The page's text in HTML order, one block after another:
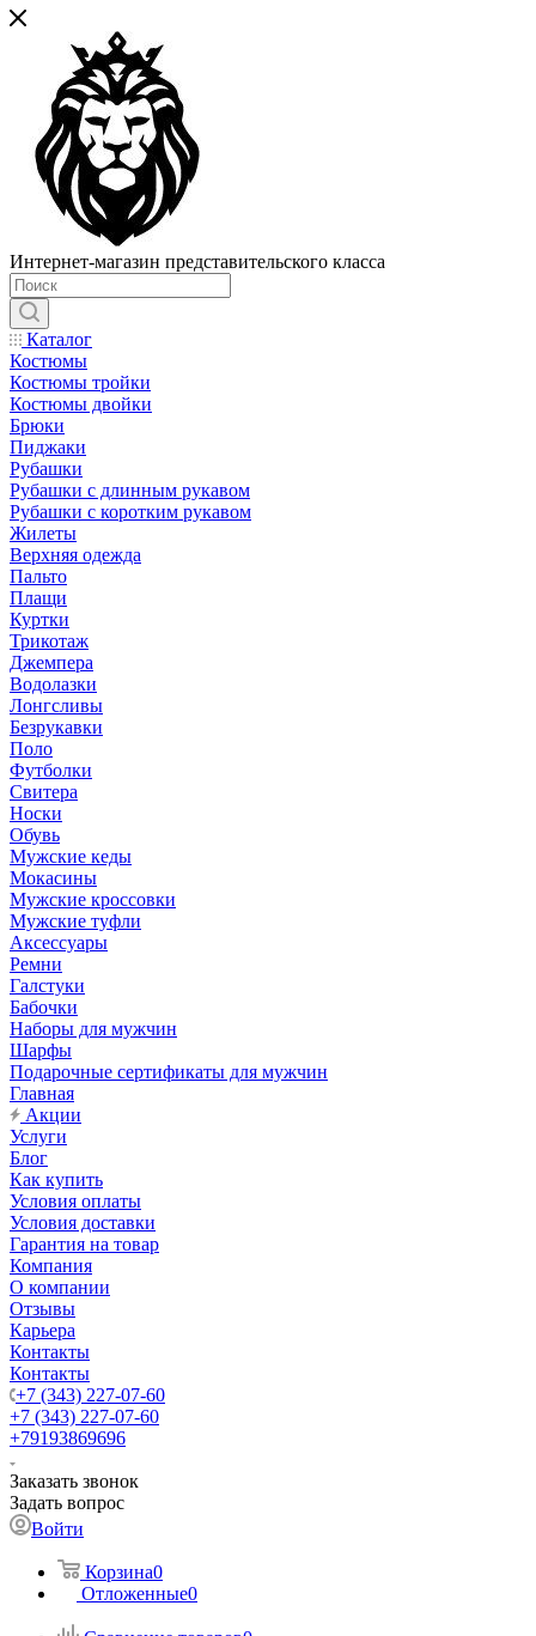
Интернет-магазин представительского класса
Каталог
Костюмы
Костюмы тройки
Костюмы двойки
Брюки
Пиджаки
Рубашки
Рубашки с длинным рукавом
Рубашки с коротким рукавом
Жилеты
Верхняя одежда
Пальто
Плащи
Куртки
Трикотаж
Джемпера
Водолазки
Лонгсливы
Безрукавки
Поло
Футболки
Свитера
Носки
Обувь
Мужские кеды
Мокасины
Мужские кроссовки
Мужские туфли
Аксессуары
Ремни
Галстуки
Бабочки
Наборы для мужчин
Шарфы
Подарочные сертификаты для мужчин
Главная
Акции
Услуги
Блог
Как купить
Условия оплаты
Условия доставки
Гарантия на товар
Компания
О компании
Отзывы
Карьера
Контакты
Контакты
+7 (343) 227-07-60
+7 (343) 227-07-60
+79193869696
Заказать звонок
Задать вопрос
Войти
Корзина0
Отложенные0